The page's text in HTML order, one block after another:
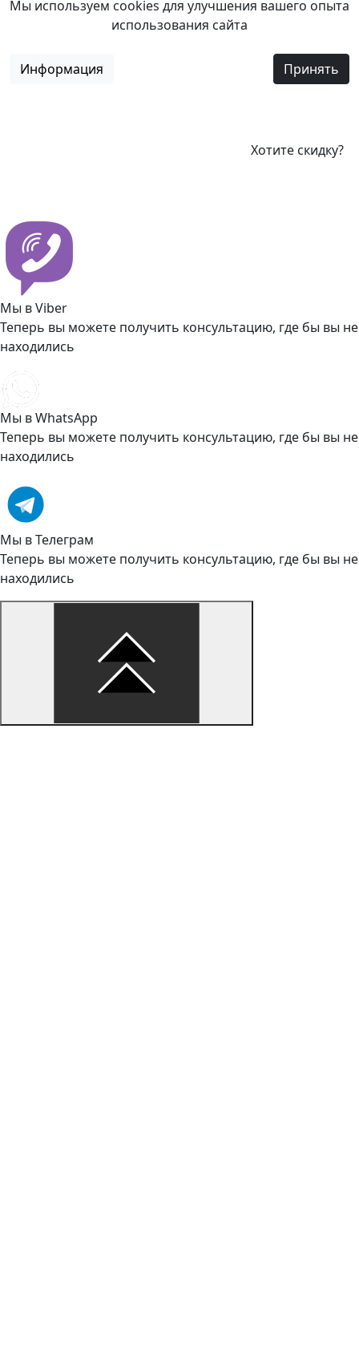
Мы используем cookies для улучшения вашего опыта
использования сайта
Информация Принять
Хотите скидку?
Мы в Viber
Теперь вы можете получить консультацию, где бы вы не
находились
Мы в WhatsApp
Теперь вы можете получить консультацию, где бы вы не
находились
Мы в Телеграм
Теперь вы можете получить консультацию, где бы вы не
находились